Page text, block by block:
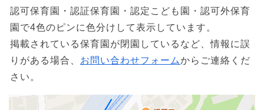
認可保育園・認証保育園・認定こども園・認可外保育
園で4色のピンに色分けして表示しています。
掲載されている保育園が閉園しているなど、情報に誤
りがある場合、 お問い合わせフォームからご連絡くだ
さい。